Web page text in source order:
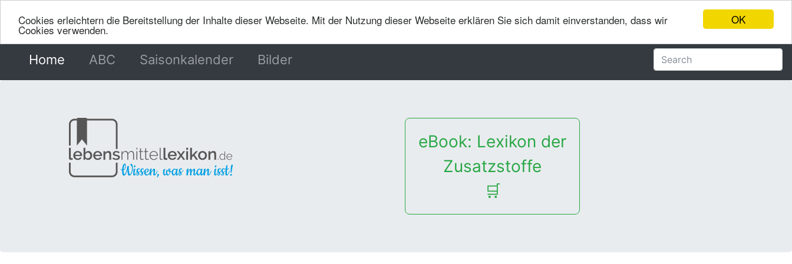
OK
Cookies erleichtern die Bereitstellung der Inhalte dieser Webseite. Mit der Nutzung dieser Webseite erklären Sie sich damit einverstanden, dass wir
Cookies verwenden.
Home (current)
ABC Saisonkalender Bilder
eBook: Lexikon der
Zusatzstoffe
🛒